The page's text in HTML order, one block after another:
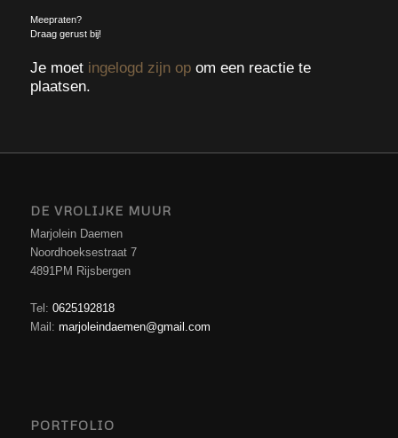
Meepraten?
Draag gerust bij!
Je moet ingelogd zijn opom een reactie te
plaatsen.
DE VROLIJKE MUUR
Marjolein Daemen
Noordhoeksestraat 7
4891PM Rijsbergen
Tel: 0625192818
Mail: marjoleindaemen@gmail.com
PORTFOLIO